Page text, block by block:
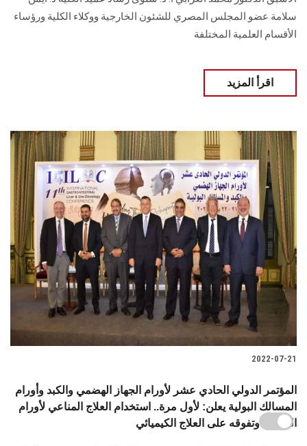
سلامة عضو المجلس المصري للشئون الخارجية ووكلاء الكلية ورؤساء
الأقسام العلمية المختلفة
اقرأ المزيد
2022-07-21
المؤتمر الدولي الحادي عشر لأورام الجهاز الهضمي والكبد وأورام
المسالك البولية يعلن: لأول مرة.. استخدام العلاج المناعي لأورام
القولون وتفوقه على العلاج الكيميائي